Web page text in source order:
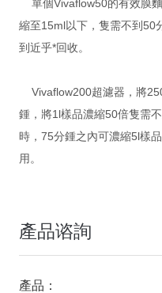
單個Vivaflow50的有效膜
縮至15ml以下，隻需不到50
到近乎*回收。
Vivaflow200超濾器，
鍾，將1l樣品濃縮50倍隻需
時，75分鍾之內可濃縮5l樣
用。
產品谘詢
產品：